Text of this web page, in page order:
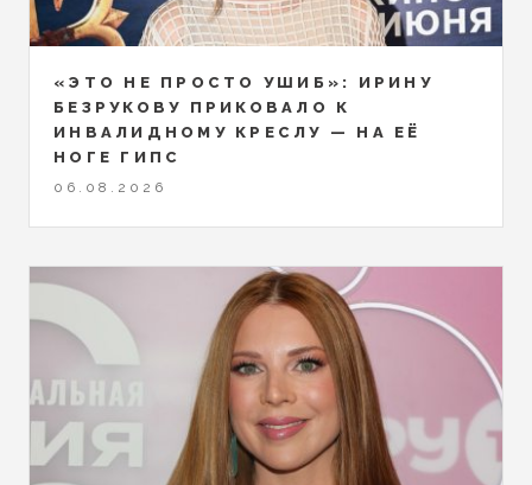
«ЭТО НЕ ПРОСТО УШИБ»: ИРИНУ
БЕЗРУКОВУ ПРИКОВАЛО К
ИНВАЛИДНОМУ КРЕСЛУ — НА ЕЁ
НОГЕ ГИПС
06.08.2026